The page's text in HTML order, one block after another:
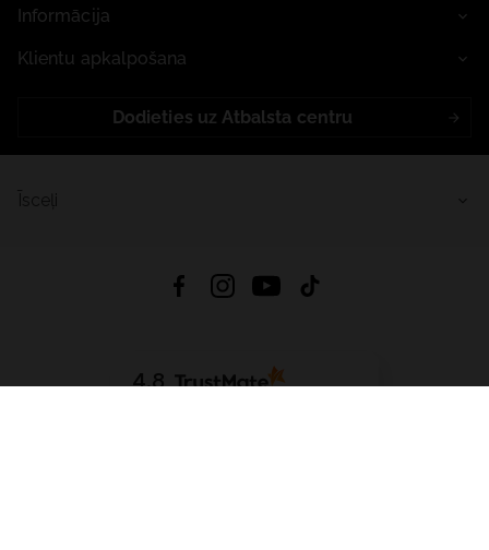
Informācija
Klientu apkalpošana
Dodieties uz Atbalsta centru
4.8